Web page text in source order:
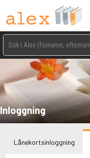
Inloggning
Lånekortsinloggning